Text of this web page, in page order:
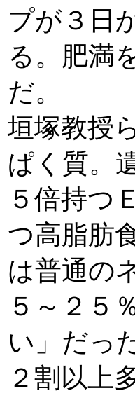
プが３日
る。肥満
だ。
垣塚教授
ぱく質。
５倍持つ
つ高脂肪
は普通の
５～２５
い」だっ
２割以上